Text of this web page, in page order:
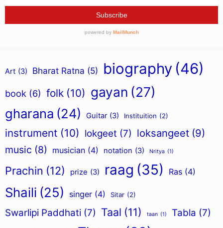
Art (3) Bharat Ratna (5) biography (46)
book (6) folk (10) gayan (27)
gharana (24) Guitar (3) Instituition (2)
instrument (10) lokgeet (7) loksangeet (9)
music (8) musician (4) notation (3) Nritya (1)
Prachin (12) prize (3) raag (35) Ras (4)
Shaili (25) singer (4) Sitar (2)
Swarlipi Paddhati (7) Taal (11) taan (1) Tabla (7)